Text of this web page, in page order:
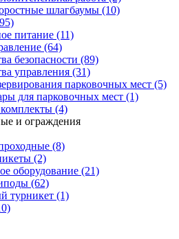
шлагбаумы (10)
питание (11)
(64)
безопасности (89)
управления (31)
парковочных мест (5)
для парковочных мест (1)
(4)
и ограждения
(8)
(2)
оборудование (21)
(62)
турникет (1)